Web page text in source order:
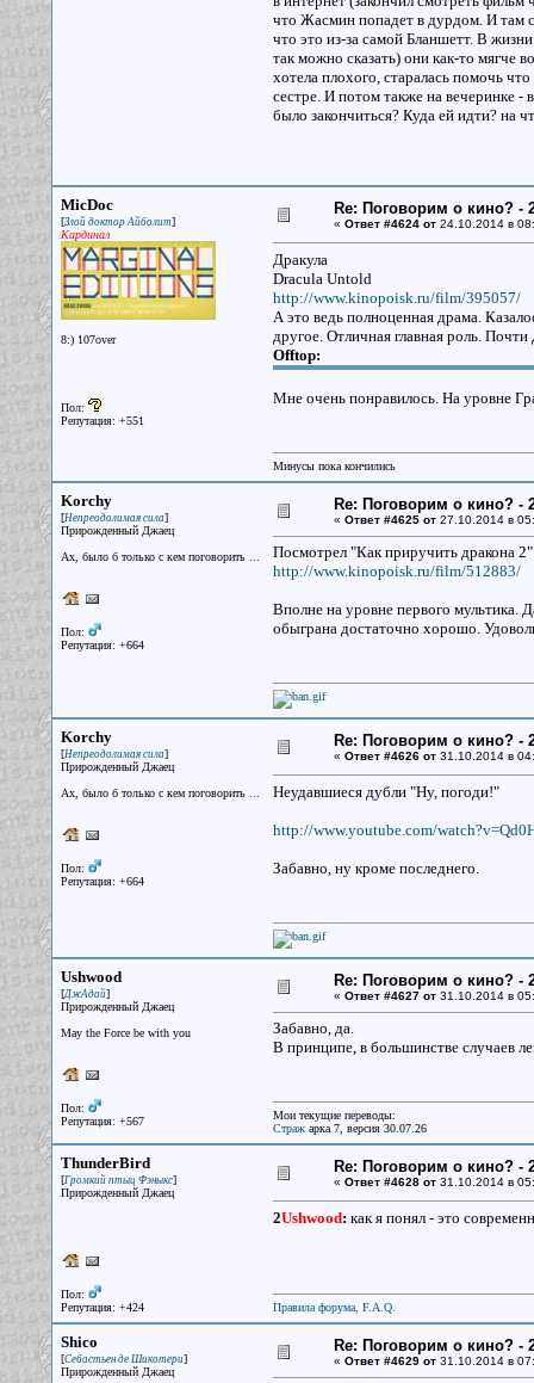
что Жасмин попадет в дурдом. И там
что это из-за самой Бланшетт. В
так можно сказать) они как-то мягче
хотела плохого, старалась помочь
сестре. И потом также на вечеринке
было закончиться? Куда ей идти? на
MicDoc
[Злой доктор Айболит]
Кардинал
8:) 107over
Пол:
Репутация: +551
Re: Поговорим о кино? -
« Ответ #4624 от24.10.2014 в
Дракула
Dracula Untold
http://www.kinopoisk.ru/film/395057/
А это ведь полноценная драма.
другое. Отличная главная роль.
Offtop:
Мне очень понравилось. На уровне
Минусы пока кончились
Korchy
[Непреодолимая сила]
Прирожденный Джаец
Ах, было б только с кем поговорить ...
Пол:
Репутация: +664
Re: Поговорим о кино? -
« Ответ #4625 от27.10.2014 в
Посмотрел "Как приручить дракона 2"
http://www.kinopoisk.ru/film/512883/
Вполне на уровне первого мультика.
обыграна достаточно хорошо.
Korchy
[Непреодолимая сила]
Прирожденный Джаец
Ах, было б только с кем поговорить ...
Пол:
Репутация: +664
Re: Поговорим о кино? -
« Ответ #4626 от31.10.2014 в
Неудавшиеся дубли "Ну, погоди!"
http://www.youtube.com/
Забавно, ну кроме последнего.
Ushwood
[ДжАдай]
Прирожденный Джаец
May the Force be with you
Пол:
Репутация: +567
Re: Поговорим о кино? -
« Ответ #4627 от31.10.2014 в
Забавно, да.
В принципе, в большинстве случаев
Мои текущие переводы:
Стражарка 7, версия 30.07.26
ThunderBird
[Громкий птыц Фэныкс]
Прирожденный Джаец
Пол:
Репутация: +424
Re: Поговорим о кино? -
« Ответ #4628 от31.10.2014 в
2Ushwood: как я понял - это
Правила форума, F.A.Q.
Shico
[Себастьен де Шикотери]
Прирожденный Джаец
Re: Поговорим о кино? -
« Ответ #4629 от31.10.2014 в